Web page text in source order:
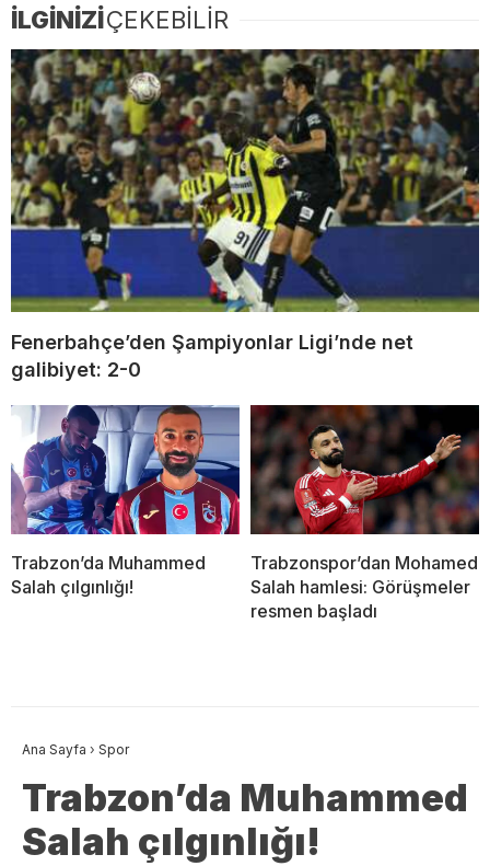
İLGİNİZİÇEKEBİLİR
Fenerbahçe’den Şampiyonlar Ligi’nde net
galibiyet: 2-0
Trabzon’da Muhammed
Salah çılgınlığı!
Trabzonspor’dan Mohamed
Salah hamlesi: Görüşmeler
resmen başladı
Ana Sayfa › Spor
Trabzon’da Muhammed
Salah çılgınlığı!